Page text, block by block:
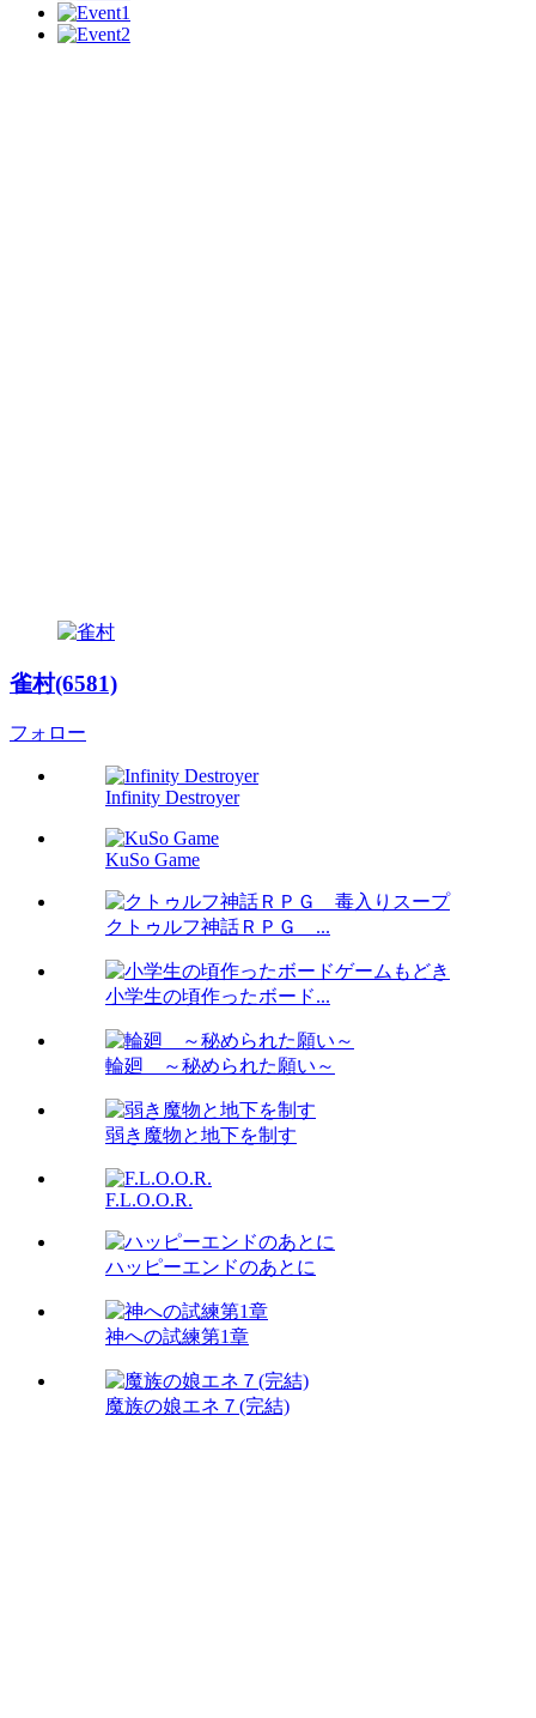
雀村(6581)
フォロー
Infinity Destroyer
KuSo Game
クトゥルフ神話ＲＰＧ ...
小学生の頃作ったボード...
輪廻 ～秘められた願い～
弱き魔物と地下を制す
F.L.O.O.R.
ハッピーエンドのあとに
神への試練第1章
魔族の娘エネ７(完結)